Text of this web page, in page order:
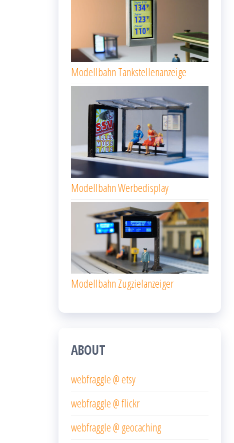
Modellbahn Tankstellenanzeige
Modellbahn Werbedisplay
Modellbahn Zugzielanzeiger
ABOUT
webfraggle @ etsy
webfraggle @ flickr
webfraggle @ geocaching